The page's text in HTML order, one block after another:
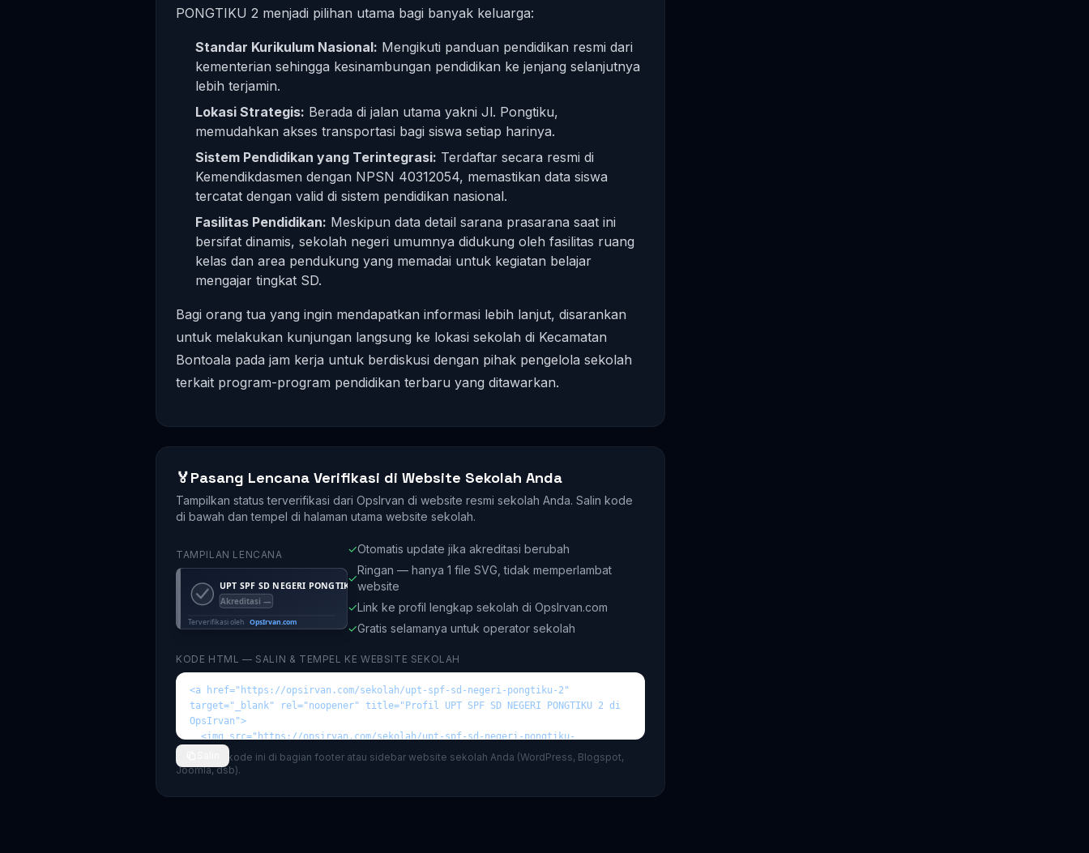
PONGTIKU 2 menjadi pilihan utama bagi banyak keluarga:
Standar Kurikulum Nasional: Mengikuti panduan pendidikan resmi dari
kementerian sehingga kesinambungan pendidikan ke jenjang selanjutnya
lebih terjamin.
Lokasi Strategis: Berada di jalan utama yakni Jl. Pongtiku,
memudahkan akses transportasi bagi siswa setiap harinya.
Sistem Pendidikan yang Terintegrasi: Terdaftar secara resmi di
Kemendikdasmen dengan NPSN 40312054, memastikan data siswa
tercatat dengan valid di sistem pendidikan nasional.
Fasilitas Pendidikan: Meskipun data detail sarana prasarana saat ini
bersifat dinamis, sekolah negeri umumnya didukung oleh fasilitas ruang
kelas dan area pendukung yang memadai untuk kegiatan belajar
mengajar tingkat SD.
Bagi orang tua yang ingin mendapatkan informasi lebih lanjut, disarankan
untuk melakukan kunjungan langsung ke lokasi sekolah di Kecamatan
Bontoala pada jam kerja untuk berdiskusi dengan pihak pengelola sekolah
terkait program-program pendidikan terbaru yang ditawarkan.
🏅Pasang Lencana Verifikasi di Website Sekolah Anda
Tampilkan status terverifikasi dari OpsIrvan di website resmi sekolah Anda. Salin kode
di bawah dan tempel di halaman utama website sekolah.
TAMPILAN LENCANA ✓Otomatis update jika akreditasi berubah
✓
Ringan — hanya 1 file SVG, tidak memperlambat
website
✓Link ke profil lengkap sekolah di OpsIrvan.com
✓Gratis selamanya untuk operator sekolah
KODE HTML — SALIN & TEMPEL KE WEBSITE SEKOLAH
💡 Tempel kode ini di bagian footer atau sidebar website sekolah Anda (WordPress, Blogspot,
Joomla, dsb).